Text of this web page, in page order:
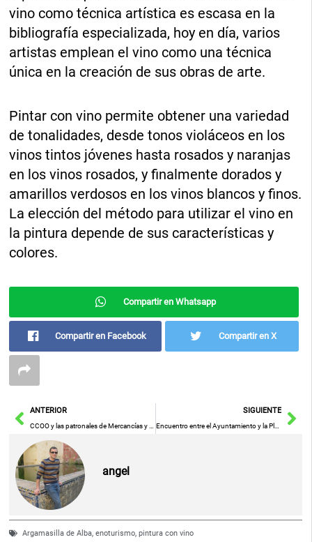
vino como técnica artística es escasa en la
bibliografía especializada, hoy en día, varios
artistas emplean el vino como una técnica
única en la creación de sus obras de arte.
Pintar con vino permite obtener una variedad
de tonalidades, desde tonos violáceos en los
vinos tintos jóvenes hasta rosados y naranjas
en los vinos rosados, y finalmente dorados y
amarillos verdosos en los vinos blancos y finos.
La elección del método para utilizar el vino en
la pintura depende de sus características y
colores.
Compartir en Whatsapp
Compartir en Facebook Compartir en X
AntANTERIOR
CCOO y las patronales de Mercancías y Logística acuerdan el convenio colectivo del sector para más de 20.000 trabajadores/as de la provincia de Toledo
SIGUIENTE
Encuentro entre el Ayuntamiento y la Plataforma de Asociaciones de Pacientes de Ciudad Real
angel
Argamasilla de Alba,enoturismo,pintura con vino